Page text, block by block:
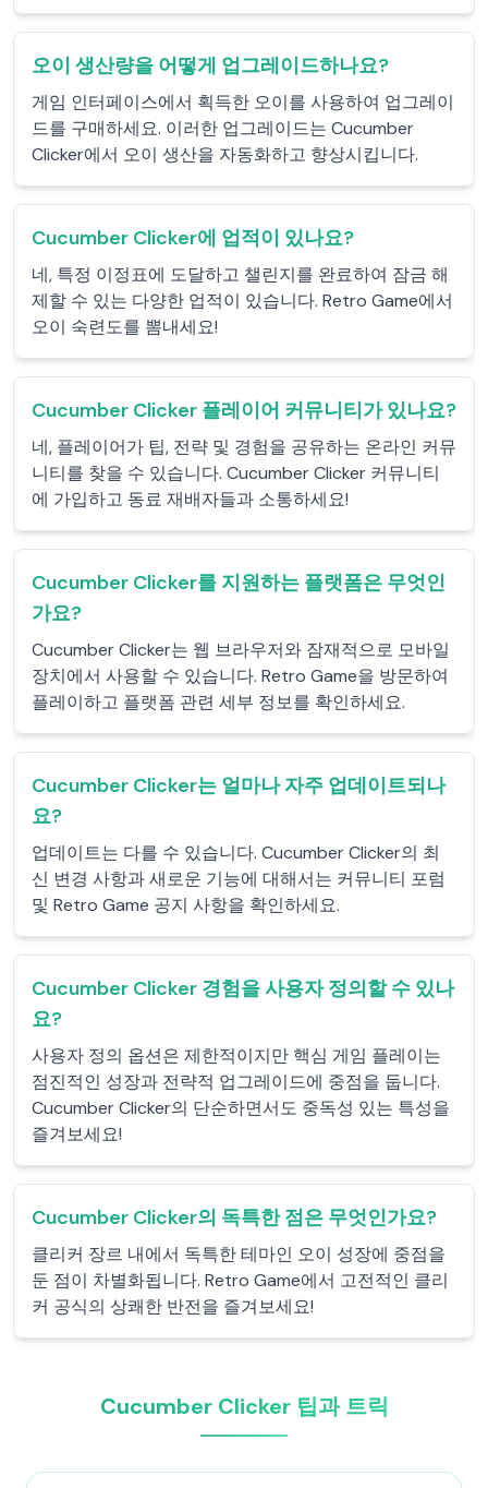
오이 생산량을 어떻게 업그레이드하나요?
게임 인터페이스에서 획득한 오이를 사용하여 업그레이
드를 구매하세요. 이러한 업그레이드는 Cucumber
Clicker에서 오이 생산을 자동화하고 향상시킵니다.
Cucumber Clicker에 업적이 있나요?
네, 특정 이정표에 도달하고 챌린지를 완료하여 잠금 해
제할 수 있는 다양한 업적이 있습니다. Retro Game에서
오이 숙련도를 뽐내세요!
Cucumber Clicker 플레이어 커뮤니티가 있나요?
네, 플레이어가 팁, 전략 및 경험을 공유하는 온라인 커뮤
니티를 찾을 수 있습니다. Cucumber Clicker 커뮤니티
에 가입하고 동료 재배자들과 소통하세요!
Cucumber Clicker를 지원하는 플랫폼은 무엇인
가요?
Cucumber Clicker는 웹 브라우저와 잠재적으로 모바일
장치에서 사용할 수 있습니다. Retro Game을 방문하여
플레이하고 플랫폼 관련 세부 정보를 확인하세요.
Cucumber Clicker는 얼마나 자주 업데이트되나
요?
업데이트는 다를 수 있습니다. Cucumber Clicker의 최
신 변경 사항과 새로운 기능에 대해서는 커뮤니티 포럼
및 Retro Game 공지 사항을 확인하세요.
Cucumber Clicker 경험을 사용자 정의할 수 있나
요?
사용자 정의 옵션은 제한적이지만 핵심 게임 플레이는
점진적인 성장과 전략적 업그레이드에 중점을 둡니다.
Cucumber Clicker의 단순하면서도 중독성 있는 특성을
즐겨보세요!
Cucumber Clicker의 독특한 점은 무엇인가요?
클리커 장르 내에서 독특한 테마인 오이 성장에 중점을
둔 점이 차별화됩니다. Retro Game에서 고전적인 클리
커 공식의 상쾌한 반전을 즐겨보세요!
Cucumber Clicker 팁과 트릭